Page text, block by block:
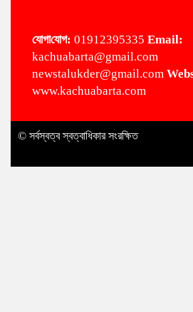
‌যোগা‌যোগ: 01912395335 Email:
kachuabarta@gmail.com
newstalukder@gmail.com
www.kachuabarta.com
© সর্বস্বত্ব স্বত্বাধিকার সংরক্ষিত